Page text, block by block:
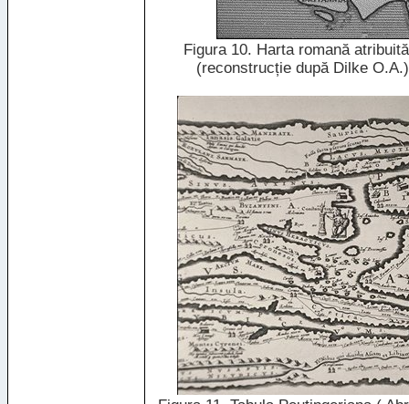
Figura 10. Harta romană
(reconstrucție după Dilke